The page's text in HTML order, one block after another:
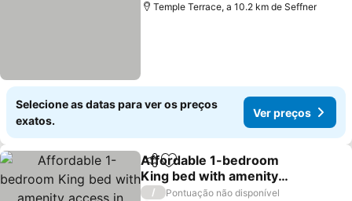
Temple Terrace, a 10.2 km de Seffner
Selecione as datas para ver os preços
exatos.
Ver preços
PartilharAdicionar aos favoritos
Affordable 1-bedroom
King bed with amenity
access in Thonotosassa
Ver preços
/
Pontuação não disponível